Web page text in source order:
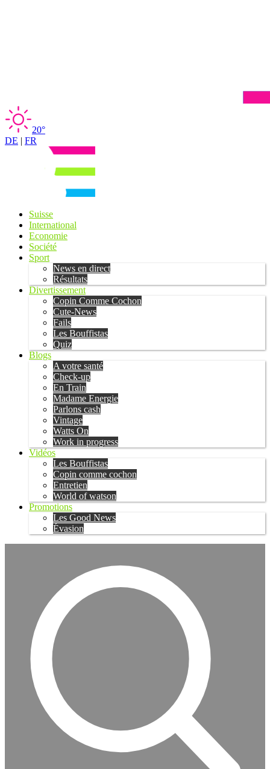
20°
DE | FR
Suisse
International
Economie
Société
Sport
News en direct
Résultats
Divertissement
Copin Comme Cochon
Cute-News
Fails
Les Bouffistas
Quiz
Blogs
A votre santé
Check-up
En Train
Madame Energie
Parlons cash
Vintage
Watts On
Work in progress
Vidéos
Les Bouffistas
Copin comme cochon
Entretien
World of watson
Promotions
Les Good News
Évasion